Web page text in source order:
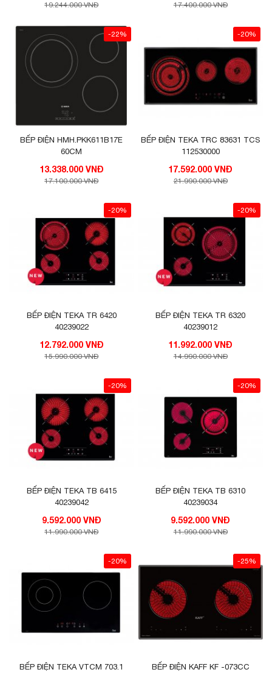
19.244.000 VNĐ 17.400.000 VNĐ
-22%
BẾP ĐIỆN HMH.PKK611B17E
60CM
13.338.000 VNĐ
17.100.000 VNĐ
-20%
BẾP ĐIỆN TEKA TRC 83631 TCS
112530000
17.592.000 VNĐ
21.990.000 VNĐ
-20%
BẾP ĐIỆN TEKA TR 6420
40239022
12.792.000 VNĐ
15.990.000 VNĐ
-20%
BẾP ĐIỆN TEKA TR 6320
40239012
11.992.000 VNĐ
14.990.000 VNĐ
-20%
BẾP ĐIỆN TEKA TB 6415
40239042
9.592.000 VNĐ
11.990.000 VNĐ
-20%
BẾP ĐIỆN TEKA TB 6310
40239034
9.592.000 VNĐ
11.990.000 VNĐ
-20%
BẾP ĐIỆN TEKA VTCM 703.1
-25%
BẾP ĐIỆN KAFF KF -073CC